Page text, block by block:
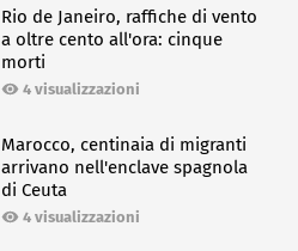
Rio de Janeiro, raffiche di vento
a oltre cento all'ora: cinque
morti
4 visualizzazioni
Marocco, centinaia di migranti
arrivano nell'enclave spagnola
di Ceuta
4 visualizzazioni